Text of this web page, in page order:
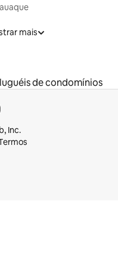
mais
de condomínios
Inc.